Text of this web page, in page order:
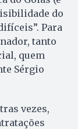
do
Para
tanto
quem
Sérgio
vezes,